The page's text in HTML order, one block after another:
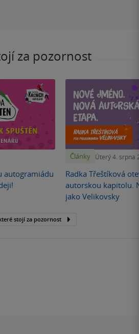
za pozornost
autogramiádu
Články Úterý 4. srpna
Radka Třeštíková
autorskou kapitolu.
jako Velikovsky
stojí za pozornost